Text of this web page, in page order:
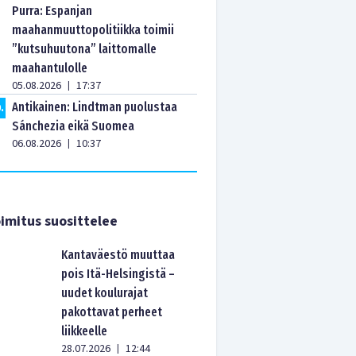
Purra: Espanjan
maahanmuuttopolitiikka toimii
”kutsuhuutona” laittomalle
maahantulolle
05.08.2026 | 17:37
. Antikainen: Lindtman puolustaa
Sánchezia eikä Suomea
06.08.2026 | 10:37
suosittelee
Kantaväestö muuttaa
pois Itä-Helsingistä –
uudet koulurajat
pakottavat perheet
liikkeelle
28.07.2026 | 12:44